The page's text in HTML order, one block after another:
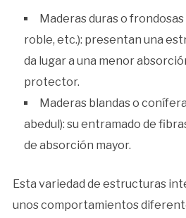
Maderas duras o
roble, etc.): presentan una
da lugar a una menor
protector.
Maderas blandas o
abedul): su entramado de
de absorción mayor.
Esta variedad de estructuras
unos comportamientos